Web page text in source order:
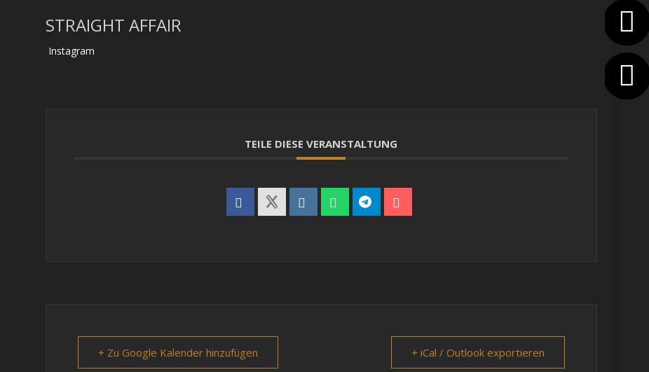
STRAIGHT AFFAIR
Instagram
TEILE DIESE VERANSTALTUNG
+ Zu Google Kalender hinzufügen + iCal / Outlook exportieren